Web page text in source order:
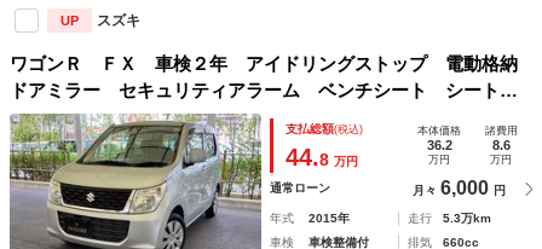
UP スズキ
ワゴンＲ ＦＸ 車検２年 アイドリングストップ 電動格納
ドアミラー セキュリティアラーム ベンチシート シートヒ
ーター オートエアコン パワーウインドウ キーレスエント
リー ハロゲンヘッドライト 保証あり
支払総額(税込)
44.8 万円
本体価格
36.2
万円
諸費用
8.6
万円
通常ローン 月々 6,000 円
年式 2015年 走行
5.3万km
車検
車検整備付 排気
660cc